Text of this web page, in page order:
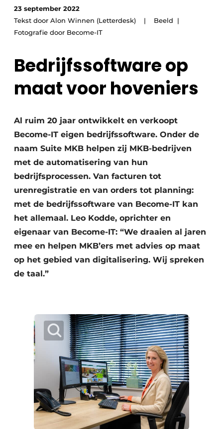
Save the Date
Vacature aanmelden
Video’s
23 september 2022
Tekst door Alon Winnen (Letterdesk) | Beeld
Fotografie door Become-IT
Bedrijfssoftware op
maat voor hoveniers
Al ruim 20 jaar ontwikkelt en verkoopt
Become-IT eigen bedrijfssoftware. Onder de
naam Suite MKB helpen zij MKB-bedrijven
met de automatisering van hun
bedrijfsprocessen. Van facturen tot
urenregistratie en van orders tot planning:
met de bedrijfssoftware van Become-IT kan
het allemaal. Leo Kodde, oprichter en
eigenaar van Become-IT: “We draaien al jaren
mee en helpen MKB’ers met advies op maat
op het gebied van digitalisering. Wij spreken
de taal.”